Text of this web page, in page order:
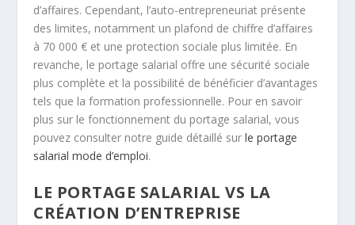
d’affaires. Cependant, l’auto-entrepreneuriat présente
des limites, notamment un plafond de chiffre d’affaires
à 70 000 € et une protection sociale plus limitée. En
revanche, le portage salarial offre une sécurité sociale
plus complète et la possibilité de bénéficier d’avantages
tels que la formation professionnelle. Pour en savoir
plus sur le fonctionnement du portage salarial, vous
pouvez consulter notre guide détaillé surle portage
salarial mode d’emploi.
LE PORTAGE SALARIAL VS LA
CRÉATION D’ENTREPRISE